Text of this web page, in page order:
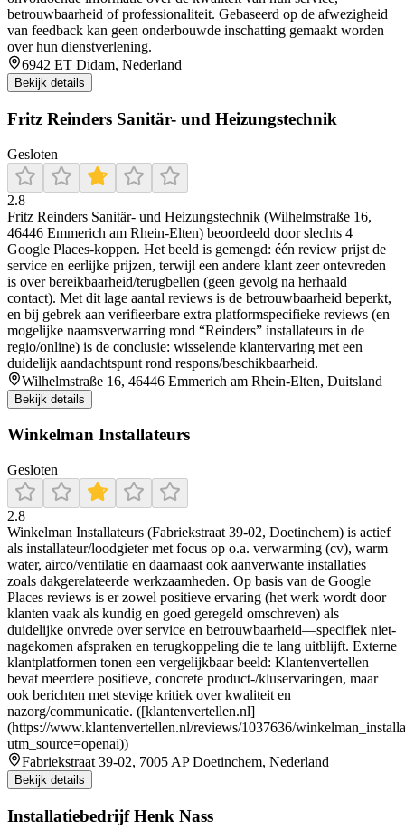
betrouwbaarheid of professionaliteit. Gebaseerd op de afwezigheid
van feedback kan geen onderbouwde inschatting gemaakt worden
over hun dienstverlening.
6942 ET Didam, Nederland
Bekijk details
Fritz Reinders Sanitär- und Heizungstechnik
Gesloten
2.8
Fritz Reinders Sanitär- und Heizungstechnik (Wilhelmstraße 16,
46446 Emmerich am Rhein-Elten) beoordeeld door slechts 4
Google Places-koppen. Het beeld is gemengd: één review prijst de
service en eerlijke prijzen, terwijl een andere klant zeer ontevreden
is over bereikbaarheid/terugbellen (geen gevolg na herhaald
contact). Met dit lage aantal reviews is de betrouwbaarheid beperkt,
en bij gebrek aan verifieerbare extra platformspecifieke reviews (en
mogelijke naamsverwarring rond “Reinders” installateurs in de
regio/online) is de conclusie: wisselende klantervaring met een
duidelijk aandachtspunt rond respons/beschikbaarheid.
Wilhelmstraße 16, 46446 Emmerich am Rhein-Elten, Duitsland
Bekijk details
Winkelman Installateurs
Gesloten
2.8
Winkelman Installateurs (Fabriekstraat 39-02, Doetinchem) is actief
als installateur/loodgieter met focus op o.a. verwarming (cv), warm
water, airco/ventilatie en daarnaast ook aanverwante installaties
zoals dakgerelateerde werkzaamheden. Op basis van de Google
Places reviews is er zowel positieve ervaring (het werk wordt door
klanten vaak als kundig en goed geregeld omschreven) als
duidelijke onvrede over service en betrouwbaarheid—specifiek niet-
nagekomen afspraken en terugkoppeling die te lang uitblijft. Externe
klantplatformen tonen een vergelijkbaar beeld: Klantenvertellen
bevat meerdere positieve, concrete product-/kluservaringen, maar
ook berichten met stevige kritiek over kwaliteit en
nazorg/communicatie. ([klantenvertellen.nl]
(https://www.klantenvertellen.nl/reviews/1037636/
utm_source=openai))
Fabriekstraat 39-02, 7005 AP Doetinchem, Nederland
Bekijk details
Installatiebedrijf Henk Nass